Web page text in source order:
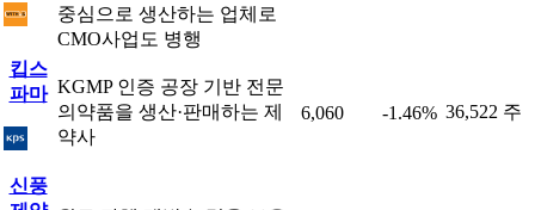
중심으로 생산하는 업체로
CMO사업도 병행
킵스
파마 KGMP 인증 공장 기반 전문
의약품을 생산·판매하는 제
약사
6,060 -1.46% 36,522 주
신풍